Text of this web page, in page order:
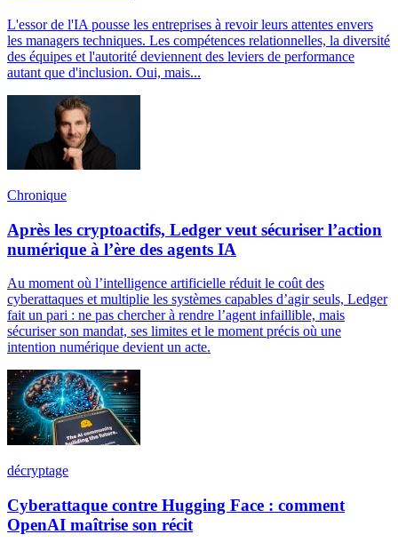
L'essor de l'IA pousse les entreprises à revoir leurs attentes envers
les managers techniques. Les compétences relationnelles, la diversité
des équipes et l'autorité deviennent des leviers de performance
autant que d'inclusion. Oui, mais...
Chronique
Après les cryptoactifs, Ledger veut sécuriser l’action
numérique à l’ère des agents IA
Au moment où l’intelligence artificielle réduit le coût des
cyberattaques et multiplie les systèmes capables d’agir seuls, Ledger
fait un pari : ne pas chercher à rendre l’agent infaillible, mais
sécuriser son mandat, ses limites et le moment précis où une
intention numérique devient un acte.
décryptage
Cyberattaque contre Hugging Face : comment
OpenAI maîtrise son récit